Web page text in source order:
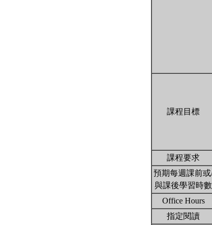
課程目標
課程要求
預期每週課前
與課後學習時數
Office Hours
指定閱讀